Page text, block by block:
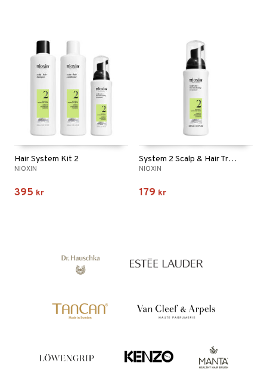
Hair System Kit 2
NIOXIN
395 kr
System 2 Scalp & Hair Treatment
NIOXIN
179 kr